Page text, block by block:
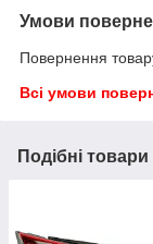
Умови
Повернення
Всі умови
Подібні товари